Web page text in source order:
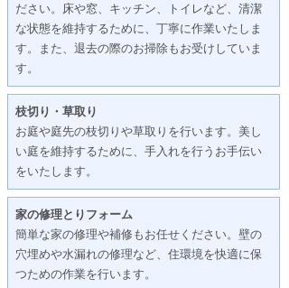
ださい。床や窓、キッチン、トイレなど、清潔
な状態を維持するために、丁寧に作業いたしま
す。また、退去の際のお掃除もお受けしていま
す。
枝切り・草取り
お庭や庭先の枝切りや草取りを行います。美し
い庭を維持するために、手入れを行うお手伝い
をいたします。
家の修理とりフォーム
簡単な家の修理や補修もお任せください。壁の
穴埋めや水漏れの修理など、住環境を快適に保
つための作業を行います。